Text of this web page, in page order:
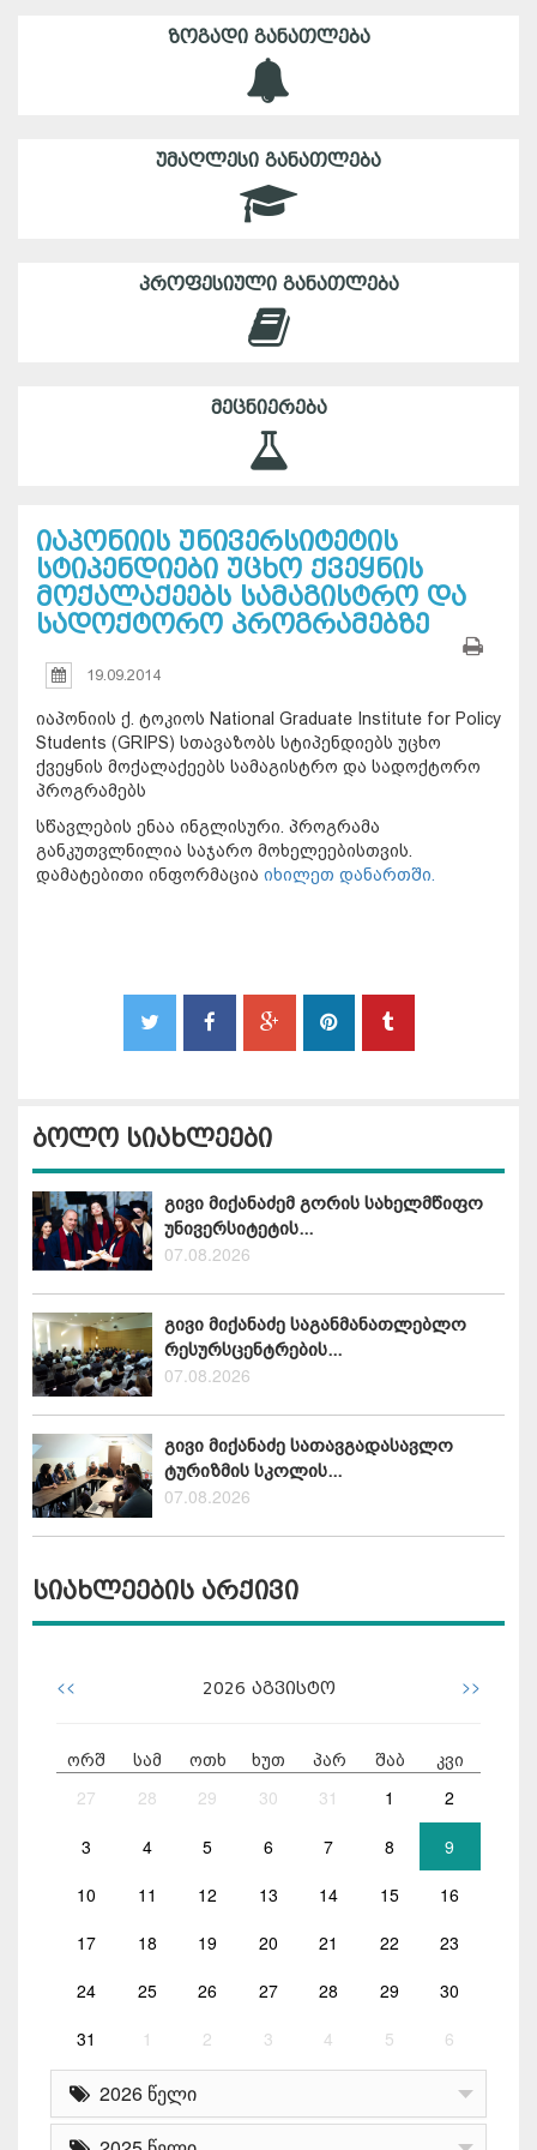
ᲖᲝᲒᲐᲓᲘ ᲒᲐᲜᲐᲗᲚᲔᲑᲐ
ᲣᲛᲐᲦᲚᲔᲡᲘ ᲒᲐᲜᲐᲗᲚᲔᲑᲐ
ᲞᲠᲝᲤᲔᲡᲘᲣᲚᲘ ᲒᲐᲜᲐᲗᲚᲔᲑᲐ
ᲛᲔᲪᲜᲘᲔᲠᲔᲑᲐ
იაპონიის უნივერსიტეტის
სტიპენდიები უცხო ქვეყნის
მოქალაქეებს სამაგისტრო და
სადოქტორო პროგრამებზე
19.09.2014
იაპონიის ქ. ტოკიოს National Graduate Institute for Policy
Students (GRIPS) სთავაზობს სტიპენდიებს უცხო
ქვეყნის მოქალაქეებს სამაგისტრო და სადოქტორო
პროგრამებს
სწავლების ენაა ინგლისური. პროგრამა
განკუთვლნილია საჯარო მოხელეებისთვის.
დამატებითი ინფორმაცია იხილეთ დანართში.
ბოლო სიახლეები
გივი მიქანაძემ გორის სახელმწიფო
უნივერსიტეტის...
07.08.2026
გივი მიქანაძე საგანმანათლებლო
რესურსცენტრების...
07.08.2026
გივი მიქანაძე სათავგადასავლო
ტურიზმის სკოლის...
07.08.2026
სიახლეების არქივი
<< 2026 აგვისტო >>
ორშ სამ ოთხ ხუთ პარ შაბ კვი
27 28 29 30 31 1 2
3 4 5 6 7 8 9
10 11 12 13 14 15 16
17 18 19 20 21 22 23
24 25 26 27 28 29 30
31 1 2 3 4 5 6
2026 წელი